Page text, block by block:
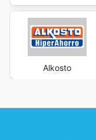
Alkosto